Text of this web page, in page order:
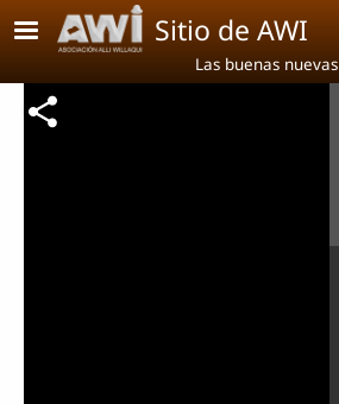
Pasar al contenido principal
Sitio de AWI
Las buenas nuevas